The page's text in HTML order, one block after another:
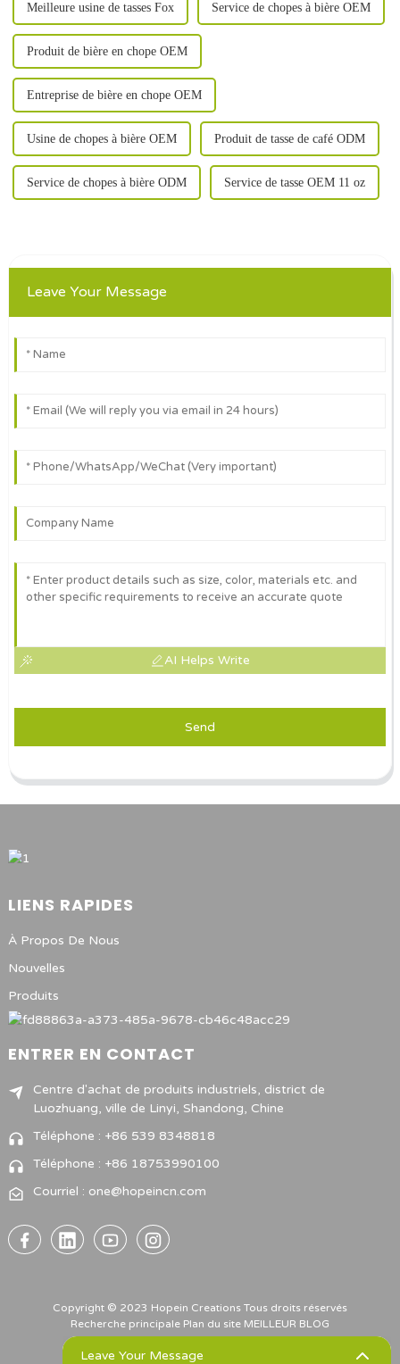
Meilleure usine de tasses Fox Service de chopes à bière OEM
Produit de bière en chope OEM
Entreprise de bière en chope OEM
Usine de chopes à bière OEM Produit de tasse de café ODM
Service de chopes à bière ODM Service de tasse OEM 11 oz
Leave Your Message
AI Helps Write
Send
LIENS RAPIDES
À Propos De Nous
Nouvelles
Produits
ENTRER EN CONTACT
Centre d'achat de produits industriels, district de
Luozhuang, ville de Linyi, Shandong, Chine
Téléphone : +86 539 8348818
Téléphone : +86 18753990100
Courriel : one@hopeincn.com
Copyright © 2023 Hopein Creations Tous droits réservés
Recherche principale Plan du site MEILLEUR BLOG
Leave Your Message